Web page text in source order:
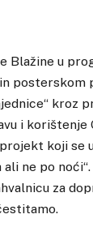
Blažine u
posterskom
kroz
i korištenje
koji se
ne po
za